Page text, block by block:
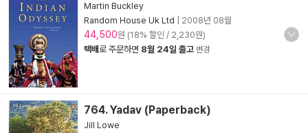
Martin Buckley
Random House Uk Ltd
2008년 08월
44,500원 (18% 할인 / 2,230원)
택배로 주문하면 8월 24일 출고 변경
764. Yadav (Paperback)
Jill Lowe